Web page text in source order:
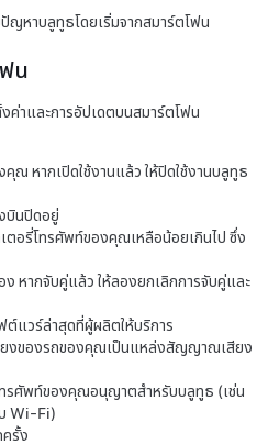
ญหาบลูทูธโดยเริ่มจากสมาร์ตโฟน
น
ค่าและการอัปเดตบนสมาร์ตโฟน
ณ หากเปิดใช้งานแล้ว ให้ปิดใช้งานบลูทูธ
บินปิดอยู่
อรี่โทรศัพท์ของคุณเหลือน้อยเกินไป ซึ่ง
หากจับคู่แล้ว ให้ลองยกเลิกการจับคู่และ
แวร์ล่าสุดที่ผู้ผลิตให้บริการ
ยงของรถของคุณเป็นแหล่งสัญญาณเสียง
ทรศัพท์ของคุณอนุญาตสำหรับบลูทูธ (เช่น
Wi-Fi)
รั้ง